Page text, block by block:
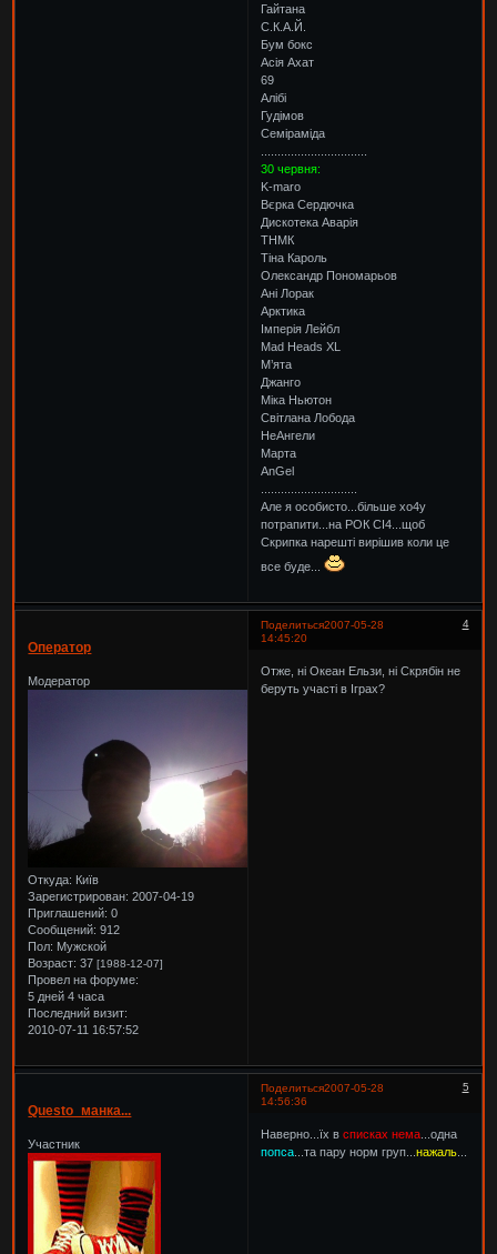
Гайтана
С.К.А.Й.
Бум бокс
Асія Ахат
69
Алібі
Гудімов
Семіраміда
30 червня:
K-maro
Вєрка Сердючка
Дискотека Аварія
ТНМК
Тіна Кароль
Олександр Пономарьов
Ані Лорак
Арктика
Імперія Лейбл
Mad Heads XL
М’ята
Джанго
Міка Ньютон
Світлана Лобода
НеАнгели
Марта
AnGel
Але я особисто...більше хо4у
потрапити...на РОК СІ4...щоб
Скрипка нарешті вирішив коли це
все буде...
Поделиться 4
2007-05-28
14:45:20
Оператор
Модератор
Откуда: Київ
Зарегистрирован: 2007-04-19
Приглашений: 0
Сообщений: 912
Пол: Мужской
Возраст: 37[1988-12-07]
Провел на форуме:
5 дней 4 часа
Последний визит:
2010-07-11 16:57:52
Отже, ні Океан Ельзи, ні Скрябін не
беруть участі в Іграх?
Поделиться 5
2007-05-28
14:56:36
Questo_манка...
Участник
Наверно...їх всписках нема ...одна
попса ...та пару норм груп...нажаль